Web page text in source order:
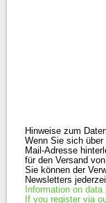
Hinweise zum
Wenn Sie sich
Mail-Adresse
für den Versand
Sie können der
Newsletters
Information on
If you register via